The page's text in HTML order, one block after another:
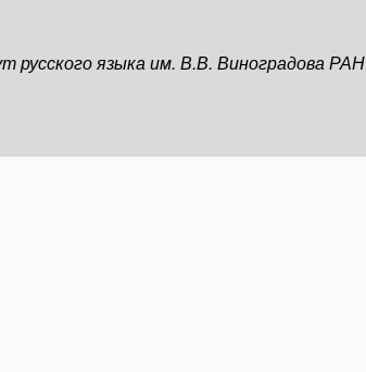
русского языка им. В.В. Виноградова РАН